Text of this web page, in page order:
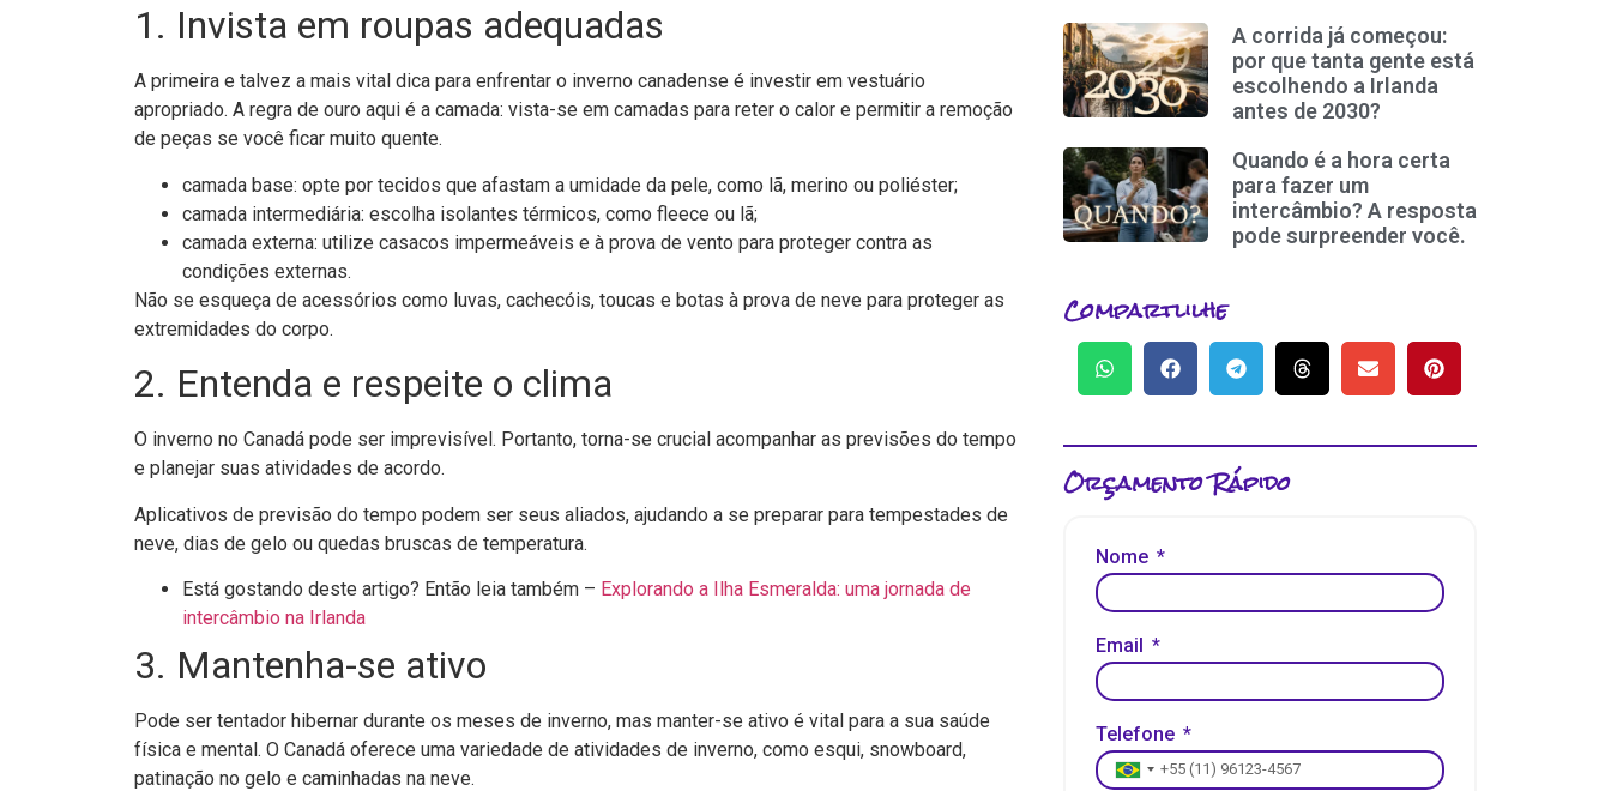
1. Invista em roupas adequadas
A primeira e talvez a mais vital dica para enfrentar o inverno canadense é investir em vestuário
apropriado. A regra de ouro aqui é a camada: vista-se em camadas para reter o calor e permitir a remoção
de peças se você ficar muito quente.
camada base: opte por tecidos que afastam a umidade da pele, como lã, merino ou poliéster;
camada intermediária: escolha isolantes térmicos, como fleece ou lã;
camada externa: utilize casacos impermeáveis e à prova de vento para proteger contra as
condições externas.
Não se esqueça de acessórios como luvas, cachecóis, toucas e botas à prova de neve para proteger as
extremidades do corpo.
2. Entenda e respeite o clima
O inverno no Canadá pode ser imprevisível. Portanto, torna-se crucial acompanhar as previsões do tempo
e planejar suas atividades de acordo.
Aplicativos de previsão do tempo podem ser seus aliados, ajudando a se preparar para tempestades de
neve, dias de gelo ou quedas bruscas de temperatura.
Está gostando deste artigo? Então leia também – Explorando a Ilha Esmeralda: uma jornada de
intercâmbio na Irlanda
3. Mantenha-se ativo
Pode ser tentador hibernar durante os meses de inverno, mas manter-se ativo é vital para a sua saúde
física e mental. O Canadá oferece uma variedade de atividades de inverno, como esqui, snowboard,
patinação no gelo e caminhadas na neve.
A corrida já começou:
por que tanta gente está
escolhendo a Irlanda
antes de 2030?
Quando é a hora certa
para fazer um
intercâmbio? A resposta
pode surpreender você.
Compartlilhe
Orçamento Rápido
Nome
Email
Telefone
Brazil +55